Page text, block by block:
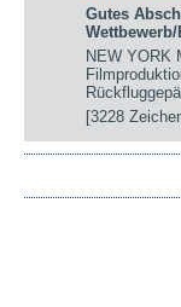
Gutes
NEW YORK
[3228